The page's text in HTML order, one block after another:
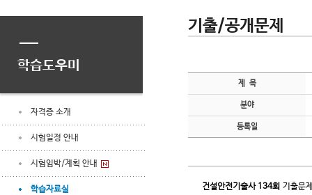
학습도우미
자격증 소개
시험일정 안내
시험임박/계획 안내
학습자료실
기출/공개문제
제 목
분야
등록일
건설안전기술사 134회 기출문